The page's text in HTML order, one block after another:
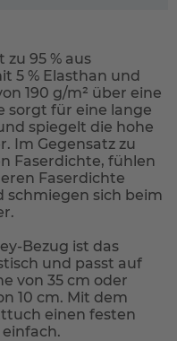
95 % aus
5 % Elasthan und
190 g/m² über eine
sorgt für eine lange
spiegelt die hohe
Im Gegensatz zu
Faserdichte, fühlen
Faserdichte
schmiegen sich beim
Bezug ist das
und passt auf
von 35 cm oder
10 cm. Mit dem
einen festen